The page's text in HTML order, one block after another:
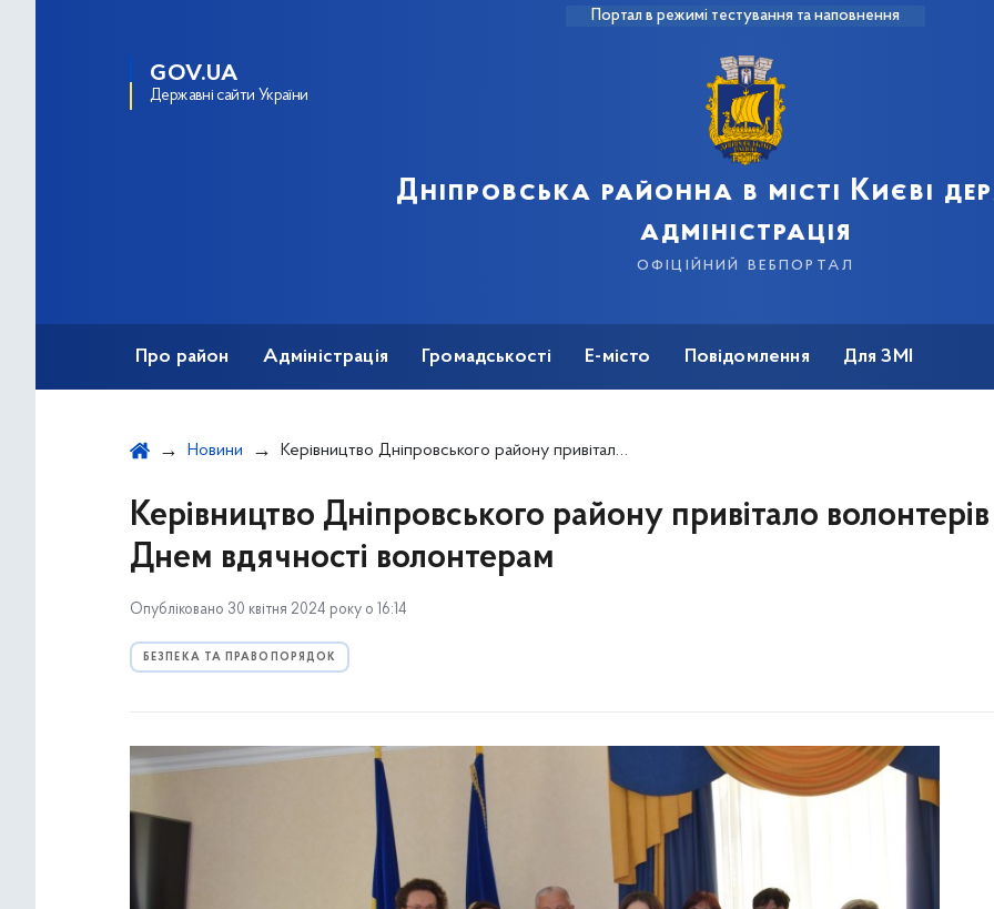
Портал в режимі тестування та наповнення
GOV.UA
Державні сайти України
Дніпровська районна в місті Києві
адміністрація
офіційний вебпортал
Про район Адміністрація Громадськості Е-місто Повідомлення Для ЗМІ
Новини Керівництво Дніпровського району привітало волонтерів із Днем вдячності волонтерам
Керівництво Дніпровського району привітало волонтерів
Днем вдячності волонтерам
Опубліковано 30 квітня 2024 року о 16:14
БЕЗПЕКА ТА ПРАВОПОРЯДОК